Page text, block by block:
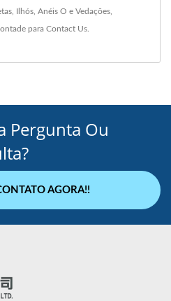
Ilhós Anéis O e Vedações
para Contact Us
Pergunta Ou
AGORA!!